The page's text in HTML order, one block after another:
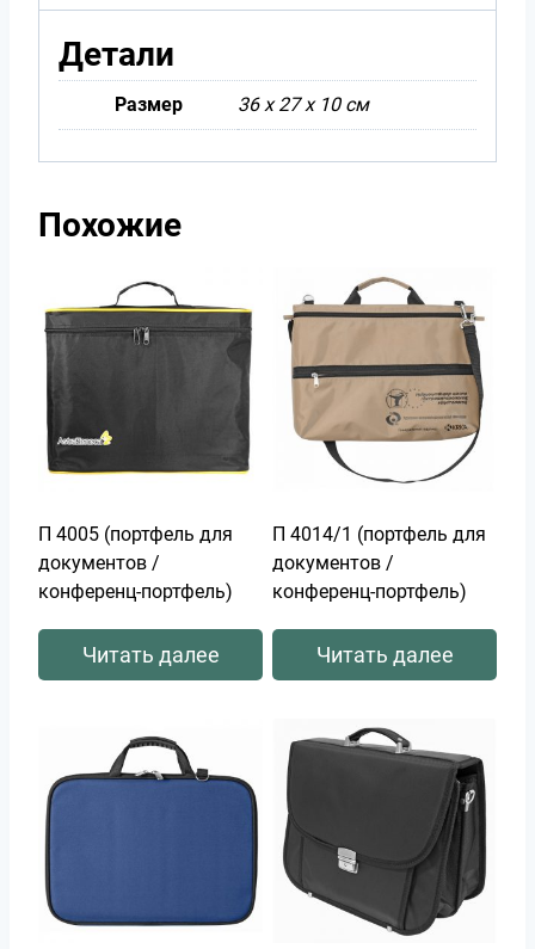
Детали
Размер 36 х 27 х 10 см
Похожие
П 4005 (портфель для
документов /
конференц-портфель)
Читать далее
П 4014/1 (портфель для
документов /
конференц-портфель)
Читать далее